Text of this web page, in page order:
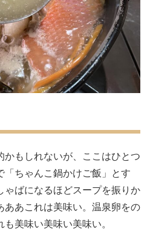
もしれないが、ここはひとつ
ちゃんこ鍋かけご飯」とす
ゃばになるほどスープを振りか
ああこれは美味い。温泉卵をの
美味い美味い美味い。